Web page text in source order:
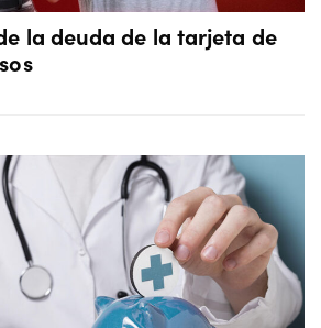
la deuda de la tarjeta de